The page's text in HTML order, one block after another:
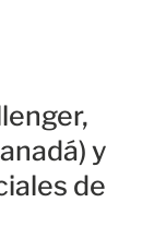
y
de